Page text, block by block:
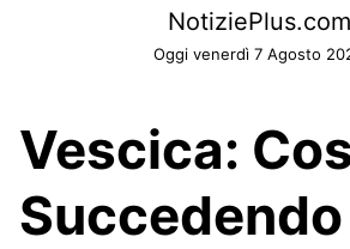
NotiziePlus.com
Oggi venerdì 7 Agosto
Vescica:
Succedendo